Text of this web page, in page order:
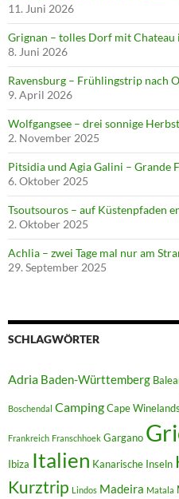
11. Juni 2026
Grignan – tolles Dorf mit Chateau
8. Juni 2026
Ravensburg – Frühlingstrip nach
9. April 2026
Wolfgangsee – drei sonnige
2. November 2025
Pitsidia und Agia Galini – Grande
6. Oktober 2025
Tsoutsouros – auf Küstenpfaden
2. Oktober 2025
Achlia – zwei Tage mal nur am
29. September 2025
SCHLAGWÖRTER
Adria Baden-Württemberg
Boschendal CampingCape Winelands
Frankreich Franschhoek Gargano
Ibiza Italien Kanarische Inseln
Kurztrip Lindos Madeira Matala